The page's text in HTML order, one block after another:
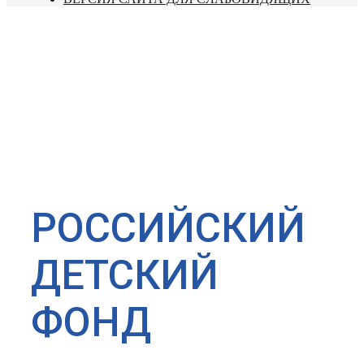
РОССИЙСКИЙ
ДЕТСКИЙ
ФОНД